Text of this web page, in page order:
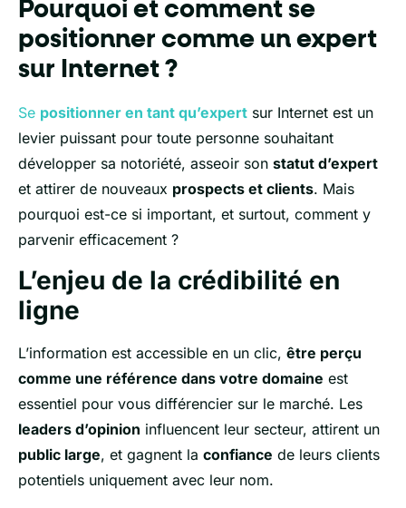
Pourquoi et comment se
positionner comme un expert
sur Internet ?
Se positionner en tant qu’expert sur Internet est un
levier puissant pour toute personne souhaitant
développer sa notoriété, asseoir son statut d’expert
et attirer de nouveaux prospects et clients. Mais
pourquoi est-ce si important, et surtout, comment y
parvenir efficacement ?
L’enjeu de la crédibilité en
ligne
L’information est accessible en un clic, être perçu
comme une référence dans votre domaine est
essentiel pour vous différencier sur le marché. Les
leaders d’opinion influencent leur secteur, attirent un
public large, et gagnent la confiance de leurs clients
potentiels uniquement avec leur nom.